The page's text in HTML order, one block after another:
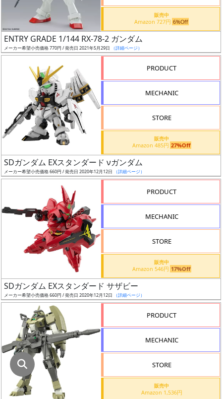
割
引
店
定
最
安
表
示
販売中
Amazon 727円 6%Off
ENTRY GRADE 1/144 RX-78-2 ガンダム
メーカー希望小売価格 770円 / 発売日 2021年5月29日 （詳細ページ）
PRODUCT
MECHANIC
STORE
販売中
Amazon 485円 27%Off
SDガンダム EXスタンダード νガンダム
メーカー希望小売価格 660円 / 発売日 2020年12月12日 （詳細ページ）
PRODUCT
MECHANIC
STORE
販売中
Amazon 546円 17%Off
SDガンダム EXスタンダード サザビー
メーカー希望小売価格 660円 / 発売日 2020年12月12日 （詳細ページ）
PRODUCT
MECHANIC
STORE
販売中
Amazon 1,536円